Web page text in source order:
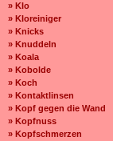
» Klo
» Kloreiniger
» Knicks
» Knuddeln
» Koala
» Kobolde
» Koch
» Kontaktlinsen
» Kopf gegen die Wand
» Kopfnuss
» Kopfschmerzen